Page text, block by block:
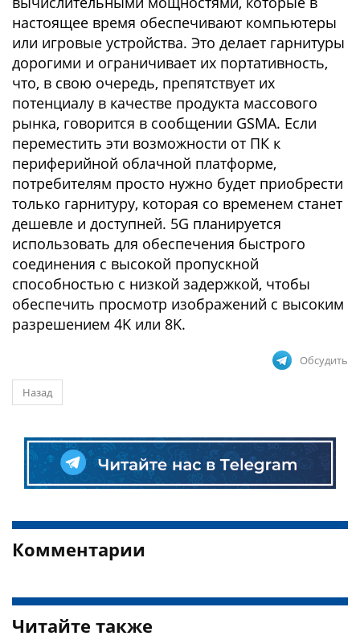
настоящее время обеспечивают компьютеры
или игровые устройства. Это делает гарнитуры
дорогими и ограничивает их портативность,
что, в свою очередь, препятствует их
потенциалу в качестве продукта массового
рынка, говорится в сообщении GSMA. Если
переместить эти возможности от ПК к
периферийной облачной платформе,
потребителям просто нужно будет приобрести
только гарнитуру, которая со временем станет
дешевле и доступней. 5G планируется
использовать для обеспечения быстрого
соединения с высокой пропускной
способностью с низкой задержкой, чтобы
обеспечить просмотр изображений с высоким
разрешением 4K или 8K.
Обсудить
Назад
Комментарии
Читайте также